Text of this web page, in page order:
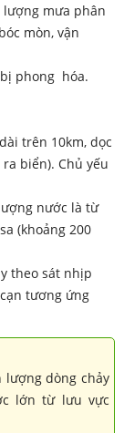
mưa phân
mòn, vận
phong hóa.
trên 10km, dọc
biển). Chủ yếu
nước là từ
(khoảng 200
theo sát nhịp
tương ứng
lượng dòng chảy
lớn từ lưu vực